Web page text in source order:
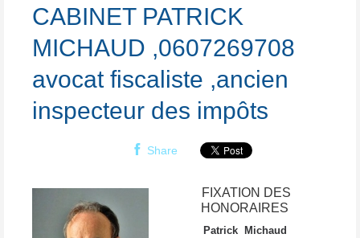
CABINET PATRICK
MICHAUD ,0607269708
avocat fiscaliste ,ancien
inspecteur des impôts
Share
FIXATION DES
HONORAIRES
Patrick Michaud